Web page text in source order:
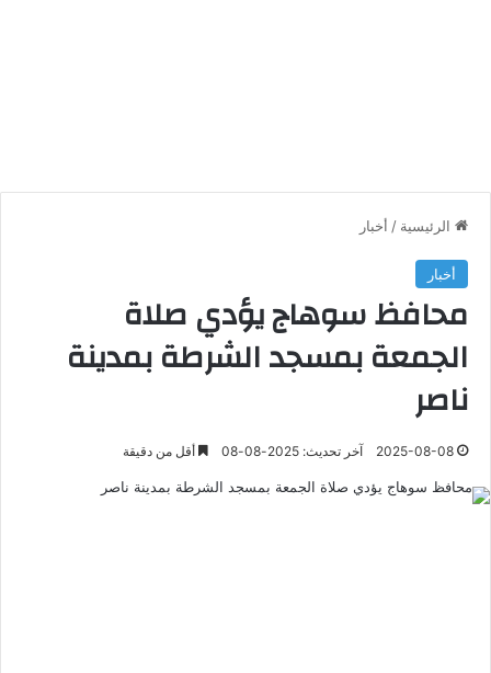
الرئيسية / أخبار
أخبار
محافظ سوهاج يؤدي صلاة
الجمعة بمسجد الشرطة بمدينة
ناصر
2025-08-08 آخر تحديث: 2025-08-08 أقل من دقيقة